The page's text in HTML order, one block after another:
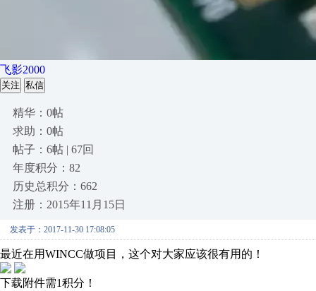
飞影2000
关注 私信
精华：0帖
求助：0帖
帖子：6帖 | 67回
年度积分：82
历史总积分：662
注册：2015年11月15日
发表于：2017-11-30 17:08:05
最近在用WINCC做项目，这个对大家应该很有用的！
下载附件需1积分！